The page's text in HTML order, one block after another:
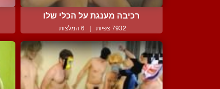
רכיבה מענגת על הכלי שלו
7932 צפיות | 6 המלצות